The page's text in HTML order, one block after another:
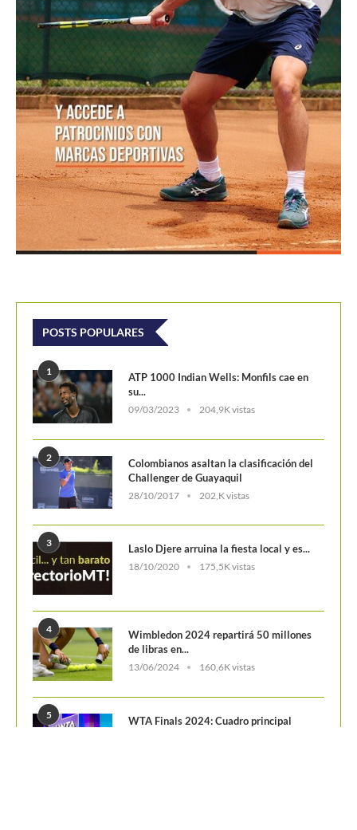
POSTS POPULARES
ATP 1000 Indian Wells: Monfils cae en
su...
09/03/2023 204,9K vistas
2
Colombianos asaltan la clasificación del
Challenger de Guayaquil
28/10/2017 202,K vistas
3
18/10/2020
4
Wimbledon 2024 repartirá 50 millones
de libras en...
5 WTA Finals 2024: Cuadro principal
29/10/2024 156,7K vistas